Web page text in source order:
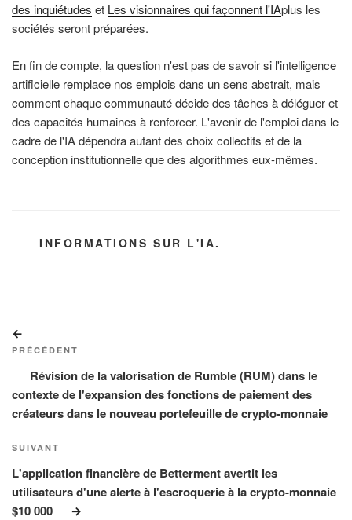
des inquiétudes et Les visionnaires qui façonnent l'IAplus les
sociétés seront préparées.
En fin de compte, la question n'est pas de savoir si l'intelligence
artificielle remplace nos emplois dans un sens abstrait, mais
comment chaque communauté décide des tâches à déléguer et
des capacités humaines à renforcer. L'avenir de l'emploi dans le
cadre de l'IA dépendra autant des choix collectifs et de la
conception institutionnelle que des algorithmes eux-mêmes.
CATÉGORIES
INFORMATIONS SUR L'IA.
de
l’article
précédent
PRÉCÉDENT
Révision de la valorisation de Rumble (RUM) dans le
contexte de l'expansion des fonctions de paiement des
créateurs dans le nouveau portefeuille de crypto-monnaie
Article
suivant
SUIVANT
L'application financière de Betterment avertit les
utilisateurs d'une alerte à l'escroquerie à la crypto-monnaie
$10 000